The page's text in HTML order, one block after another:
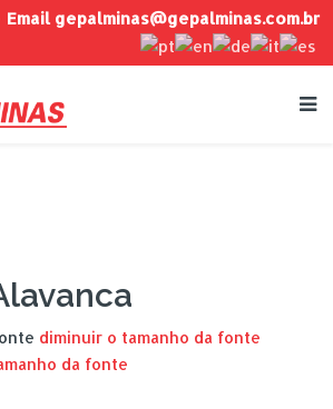
Email gepalminas@gepalminas.com.br
diminuir o tamanho da fonte
da fonte